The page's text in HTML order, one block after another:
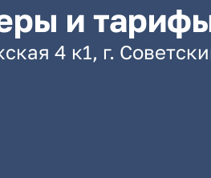
и
4 к1, г.